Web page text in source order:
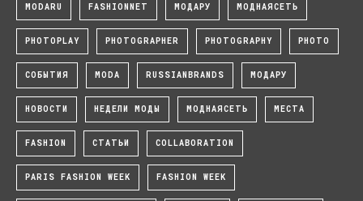
MODARU FASHIONNET МОДАРУ МОДНАЯСЕТЬ
PHOTOPLAY PHOTOGRAPHER PHOTOGRAPHY PHOTO
СОБЫТИЯ MODA RUSSIANBRANDS МОДАРУ
НОВОСТИ НЕДЕЛИ МОДЫ МОДНАЯСЕТЬ МЕСТА
FASHION СТАТЬИ COLLABORATION
PARIS FASHION WEEK FASHION WEEK